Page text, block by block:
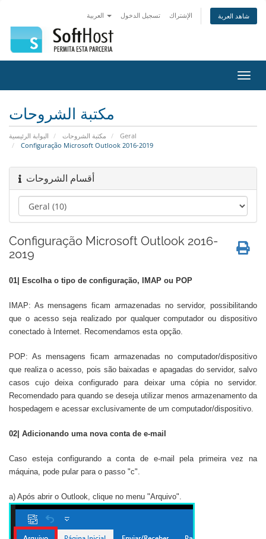
تسجيل الدخول الإشتراك شاهد العربة
تبديل
التنقل
مكتبة الشروحات
البوابة الرئيسية مكتبة الشروحات
Geral
Configuração Microsoft Outlook 2016-2019
أقسام الشروحات
Configuração Microsoft Outlook 2016-
2019
01| Escolha o tipo de configuração, IMAP ou POP
IMAP: As mensagens ficam armazenadas no servidor, possibilitando
que o acesso seja realizado por qualquer computador ou dispositivo
conectado à Internet. Recomendamos esta opção.
POP: As mensagens ficam armazenadas no computador/dispositivo
que realiza o acesso, pois são baixadas e apagadas do servidor, salvo
casos cujo deixa configurado para deixar uma cópia no servidor.
Recomendado para quando se deseja utilizar menos armazenamento da
hospedagem e acessar exclusivamente de um computador/dispositivo.
02| Adicionando uma nova conta de e-mail
Caso esteja configurando a conta de e-mail pela primeira vez na
máquina, pode pular para o passo "c".
a) Após abrir o Outlook, clique no menu "Arquivo".